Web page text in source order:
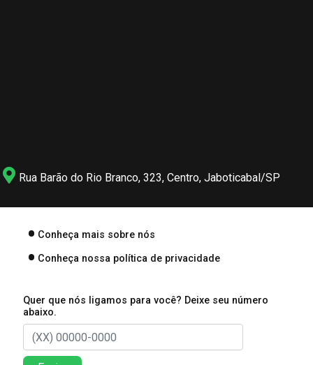
Rua Barão do Rio Branco, 323, Centro, Jaboticabal/SP
Conheça mais sobre nós
Conheça nossa política de privacidade
Quer que nós ligamos para você? Deixe seu número
abaixo.